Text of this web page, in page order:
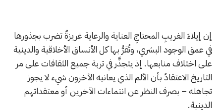
إن إيلاءَ الغريبِ المحتاجِ العناية والرعاية غريزةٌ تضرب بجذورها
في عمق الوجود البشري، وتُقرُّ بها كل الأنساق الأخلاقية والدينية
على اختلاف منابعها. إذ يتجذَّر في تربة جميع الثقافات على مر
التاريخ الاعتقادُ بأن الألم الذي يعانيه الآخرون شيء لا يجوز
تجاهله – بصرف النظر عن انتماءات الآخرين أو معتقداتهم
الدينية.